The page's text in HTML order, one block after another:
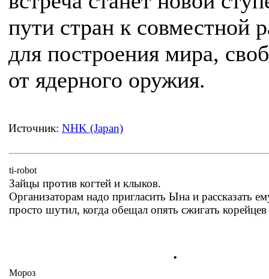
пути стран к совместной
для построения мира,
от ядерного оружия.
Источник: NHK (Japan)
ti-robot
Зайцы против когтей и клыков.
Организаторам надо пригласить Ына и рассказать
просто шутил, когда обещал опять сжигать
.
Мороз